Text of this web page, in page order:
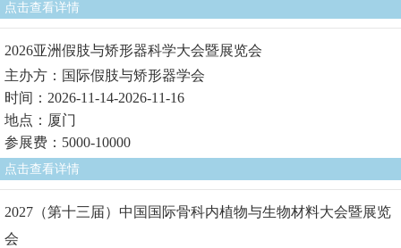
点击查看详情
2026亚洲假肢与矫形器科学大会暨展览会
主办方：国际假肢与矫形器学会
时间：2026-11-14-2026-11-16
地点：厦门
参展费：5000-10000
点击查看详情
2027（第十三届）中国国际骨科内植物与生物材料大会暨展览
会